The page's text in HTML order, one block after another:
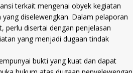
terkait mengenai obyek kegiatan
diselewengkan. Dalam pelaporan
perlu disertai dengan penjelasan
yang menjadi dugaan tindak
bukti yang kuat dan dapat